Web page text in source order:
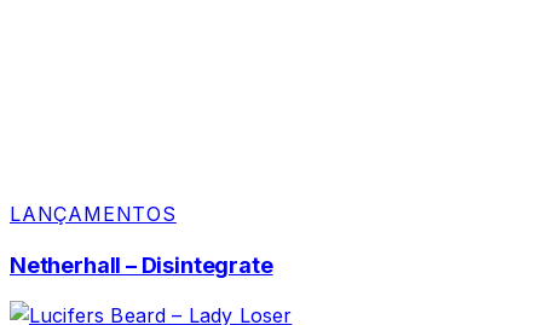
LANÇAMENTOS
Netherhall – Disintegrate